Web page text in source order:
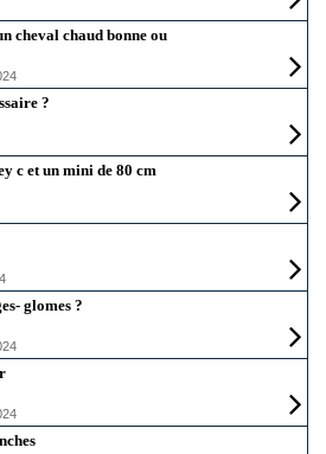
cheval chaud bonne ou
?
c et un mini de 80 cm
glomes ?